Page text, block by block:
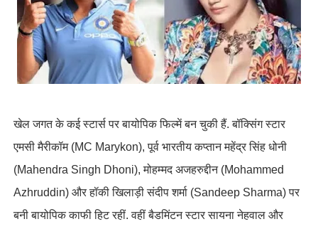
खेल जगत के कई स्टार्स पर बायोपिक फिल्में बन चुकी हैं. बॉक्सिंग स्टार
एमसी मैरीकॉम (MC Marykon), पूर्व भारतीय कप्तान महेंद्र सिंह धोनी
(Mahendra Singh Dhoni), मोहम्मद अजहरुद्दीन (Mohammed
Azhruddin) और हॉकी खिलाड़ी संदीप शर्मा (Sandeep Sharma) पर
बनी बायोपिक काफी हिट रहीं. वहीं बैडमिंटन स्टार सायना नेहवाल और